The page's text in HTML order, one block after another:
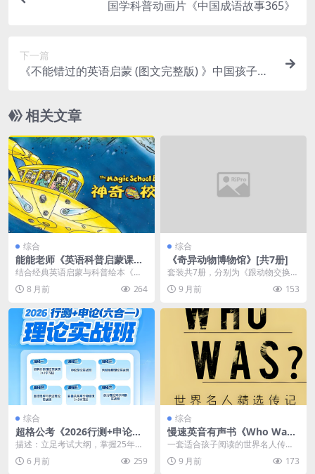
国学科普动画片《中国成语故事365》
下一篇
《不能错过的英语启蒙 (图文完整版) 》中国孩子的
相关文章
综合
能能老师《英语科普启蒙课：
神奇校车》
结合经典英语启蒙与科普绘本《神
奇校车》，进行趣味英语学习与科
学启蒙，实现英语学习...
8 月前 264
综合
《奇异动物博物馆》[共7册]
套装共7册，分别为《跟动物交换身
体》《给孩子讲昆虫》《动物生活
史》《生命在于静止...
9 月前 153
综合
超格公考《2026行测+申论
(六合一) 理论实战班》
描述：立足考试大纲，掌握25年新
题新考情，搭建知识体系、优化做
题技巧，提升整体复...
6 月前 259
综合
慢速英音有声书《Who Was/I
s 世界名人精选传记》
一套适合孩子阅读的世界名人传记
英文原版资源，来自企鹅出版社的
纽约时报最佳畅销书“...
9 月前 173